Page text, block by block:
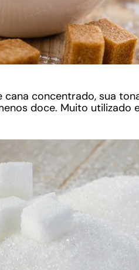
concentrado, sua
doce. Muito utilizado